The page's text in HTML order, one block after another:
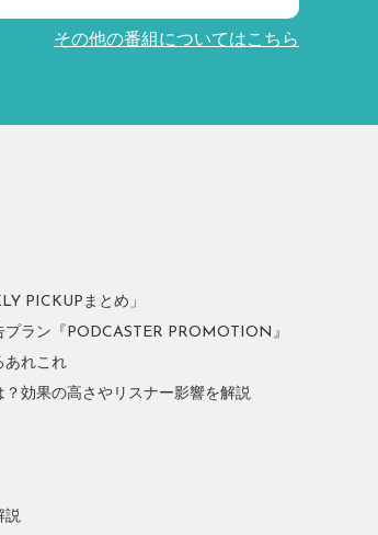
その他の番組についてはこちら
PICKUPまとめ」
ラン『PODCASTER PROMOTION』
あれこれ
？効果の高さやリスナー影響を解説
説